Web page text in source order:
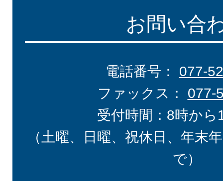
お問い合
電話番号： 077-
ファックス： 077-
受付時間：8時から
（土曜、日曜、祝休日、年末
で）